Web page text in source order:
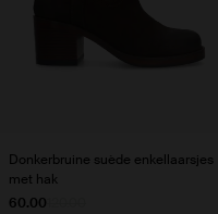
Donkerbruine suède enkellaarsjes
met hak
60.00